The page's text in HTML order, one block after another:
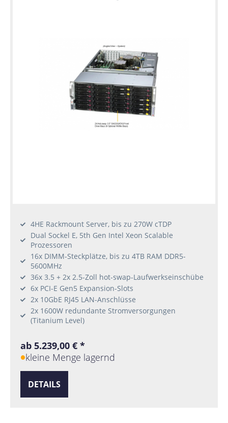
4HE Rackmount Server, bis zu 270W cTDP
Dual Sockel E, 5th Gen Intel Xeon Scalable
Prozessoren
16x DIMM-Steckplätze, bis zu 4TB RAM DDR5-
5600MHz
36x 3.5 + 2x 2.5-Zoll hot-swap-Laufwerkseinschübe
6x PCI-E Gen5 Expansion-Slots
2x 10GbE RJ45 LAN-Anschlüsse
2x 1600W redundante Stromversorgungen
(Titanium Level)
ab 5.239,00 € *
kleine Menge lagernd
DETAILS